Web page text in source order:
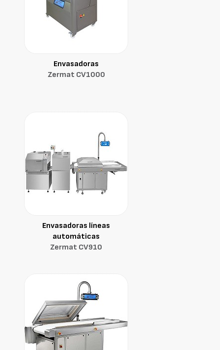
Envasadoras
Zermat CV1000
Envasadoras líneas
automáticas
Zermat CV910